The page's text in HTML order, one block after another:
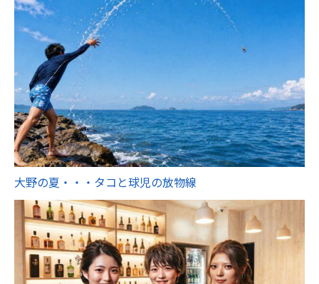
大野の夏・・・タコと球児の放物線